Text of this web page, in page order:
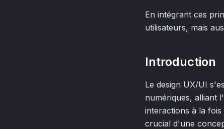
En intégrant ces
utilisateurs, mais
Introduction
Le design UX/UI
numériques, alliant
interactions à la
crucial d'une